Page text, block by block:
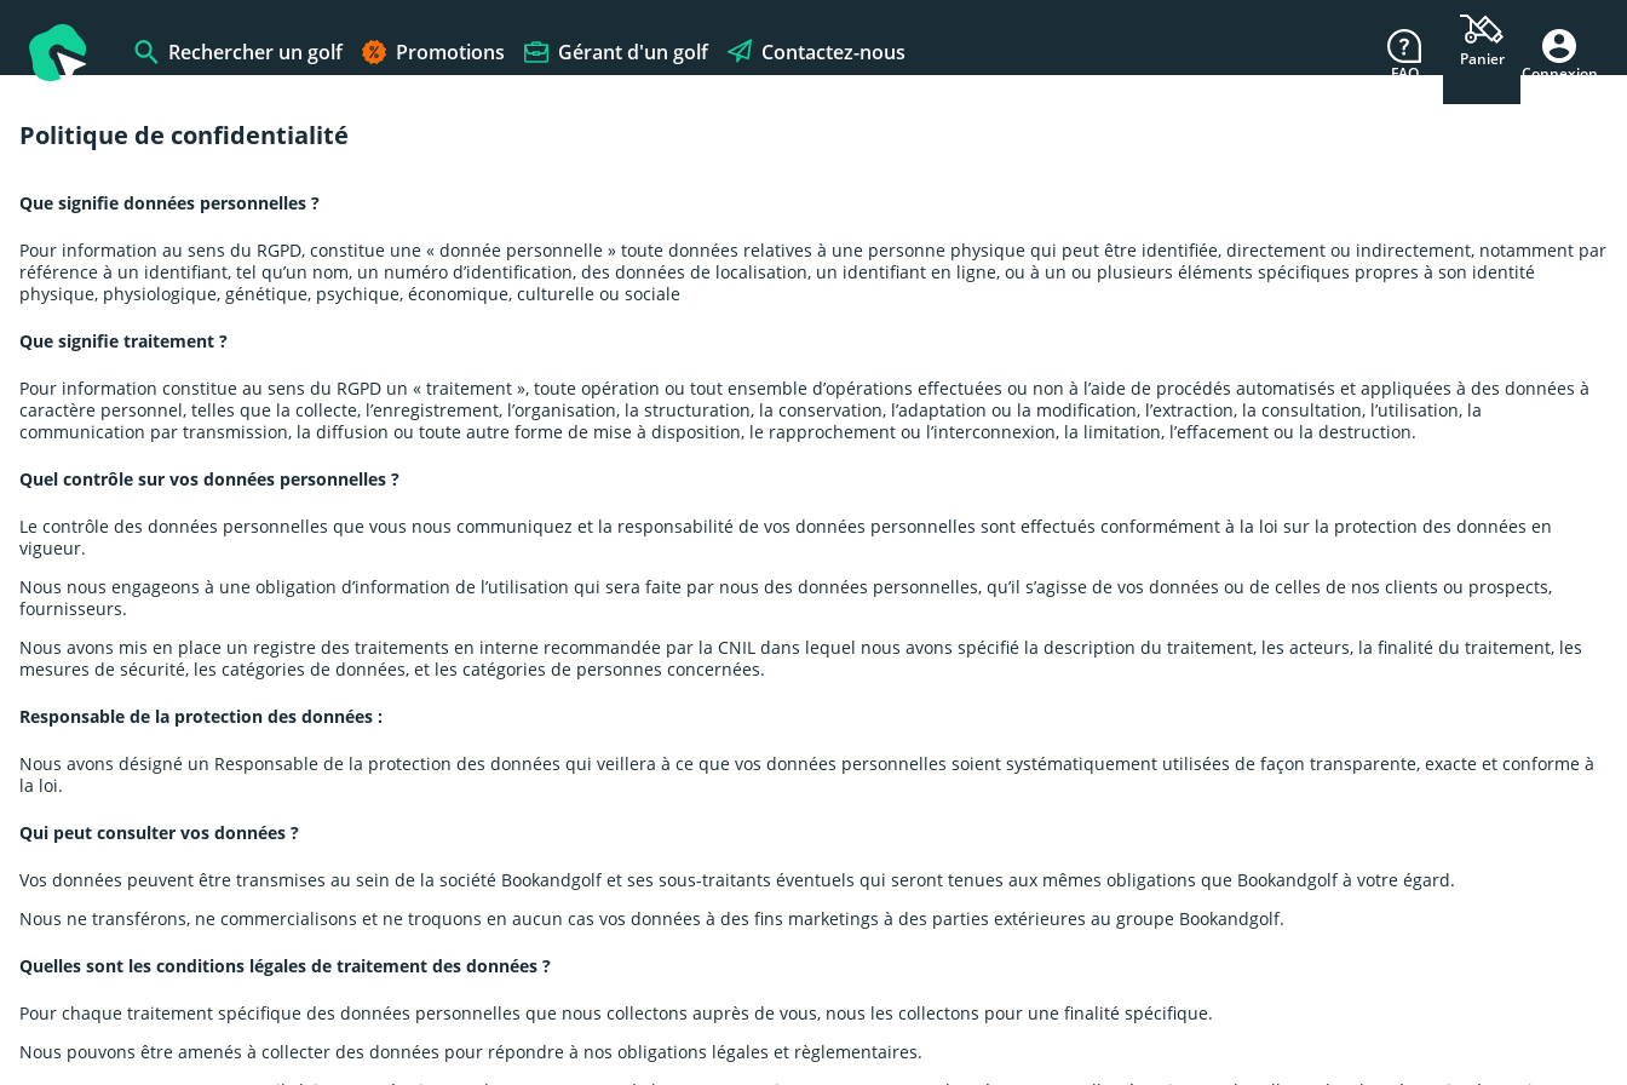
Rechercher un golf Promotions Gérant d'un golf Contactez-nous
FAQ
Panier
Connexion
Politique de confidentialité
Que signifie données personnelles ?
Pour information au sens du RGPD, constitue une « donnée personnelle » toute données relatives à une personne physique qui peut être identifiée, directement ou indirectement, notamment par
référence à un identifiant, tel qu’un nom, un numéro d’identification, des données de localisation, un identifiant en ligne, ou à un ou plusieurs éléments spécifiques propres à son identité
physique, physiologique, génétique, psychique, économique, culturelle ou sociale
Que signifie traitement ?
Pour information constitue au sens du RGPD un « traitement », toute opération ou tout ensemble d’opérations effectuées ou non à l’aide de procédés automatisés et appliquées à des données à
caractère personnel, telles que la collecte, l’enregistrement, l’organisation, la structuration, la conservation, l’adaptation ou la modification, l’extraction, la consultation, l’utilisation, la
communication par transmission, la diffusion ou toute autre forme de mise à disposition, le rapprochement ou l’interconnexion, la limitation, l’effacement ou la destruction.
Quel contrôle sur vos données personnelles ?
Le contrôle des données personnelles que vous nous communiquez et la responsabilité de vos données personnelles sont effectués conformément à la loi sur la protection des données en
vigueur.
Nous nous engageons à une obligation d’information de l’utilisation qui sera faite par nous des données personnelles, qu’il s’agisse de vos données ou de celles de nos clients ou prospects,
fournisseurs.
Nous avons mis en place un registre des traitements en interne recommandée par la CNIL dans lequel nous avons spécifié la description du traitement, les acteurs, la finalité du traitement, les
mesures de sécurité, les catégories de données, et les catégories de personnes concernées.
Responsable de la protection des données :
Nous avons désigné un Responsable de la protection des données qui veillera à ce que vos données personnelles soient systématiquement utilisées de façon transparente, exacte et conforme à
la loi.
Qui peut consulter vos données ?
Vos données peuvent être transmises au sein de la société Bookandgolf et ses sous-traitants éventuels qui seront tenues aux mêmes obligations que Bookandgolf à votre égard.
Nous ne transférons, ne commercialisons et ne troquons en aucun cas vos données à des fins marketings à des parties extérieures au groupe Bookandgolf.
Quelles sont les conditions légales de traitement des données ?
Pour chaque traitement spécifique des données personnelles que nous collectons auprès de vous, nous les collectons pour une finalité spécifique.
Nous pouvons être amenés à collecter des données pour répondre à nos obligations légales et règlementaires.